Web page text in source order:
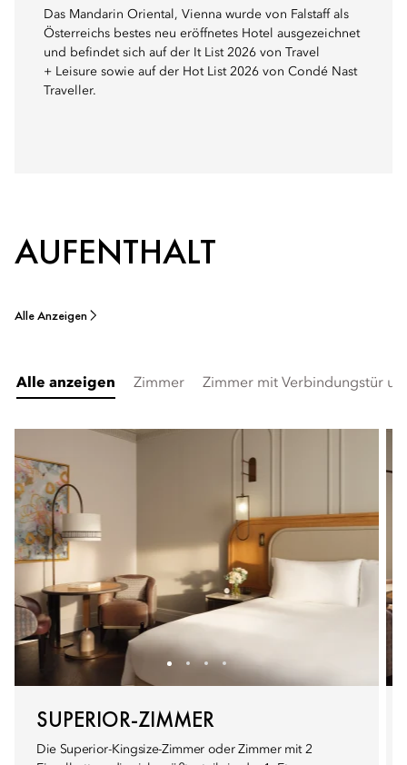
Das Mandarin Oriental, Vienna wurde von Falstaff als
Österreichs bestes neu eröffnetes Hotel ausgezeichnet
und befindet sich auf der It List 2026 von Travel
+ Leisure sowie auf der Hot List 2026 von Condé Nast
Traveller.
AUFENTHALT
Alle Anzeigen
Alle anzeigen Zimmer Zimmer mit Verbindungstür
SUPERIOR-ZIMMER
Die Superior-Kingsize-Zimmer oder Zimmer mit 2